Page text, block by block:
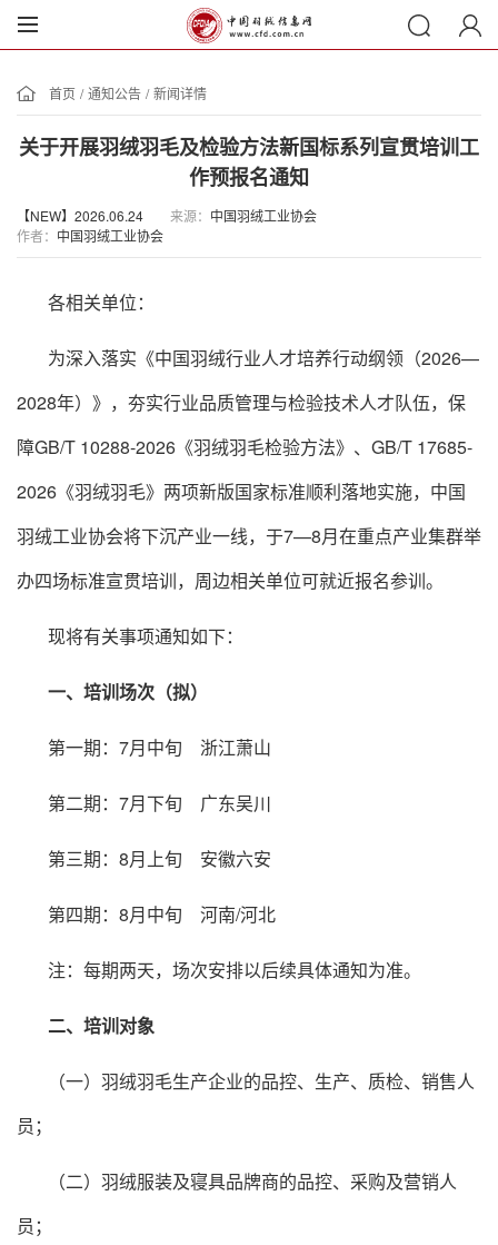
首页 / 通知公告 / 新闻详情
关于开展羽绒羽毛及检验方法新国标系列宣贯培训工
作预报名通知
【NEW】2026.06.24 来源： 中国羽绒工业协会
作者： 中国羽绒工业协会
各相关单位：
为深入落实《中国羽绒行业人才培养行动纲领（2026—
2028年）》，夯实行业品质管理与检验技术人才队伍，保
障GB/T 10288-2026《羽绒羽毛检验方法》、GB/T 17685-
2026《羽绒羽毛》两项新版国家标准顺利落地实施，中国
羽绒工业协会将下沉产业一线，于7—8月在重点产业集群举
办四场标准宣贯培训，周边相关单位可就近报名参训。
现将有关事项通知如下：
一、培训场次（拟）
第一期：7月中旬 浙江萧山
第二期：7月下旬 广东吴川
第三期：8月上旬 安徽六安
第四期：8月中旬 河南/河北
注：每期两天，场次安排以后续具体通知为准。
二、培训对象
（一）羽绒羽毛生产企业的品控、生产、质检、销售人
员；
（二）羽绒服装及寝具品牌商的品控、采购及营销人
员；